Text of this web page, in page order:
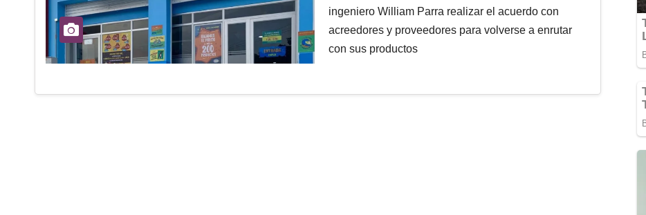
ingeniero William Parra realizar el acuerdo con
acreedores y proveedores para volverse a enrutar
con sus productos